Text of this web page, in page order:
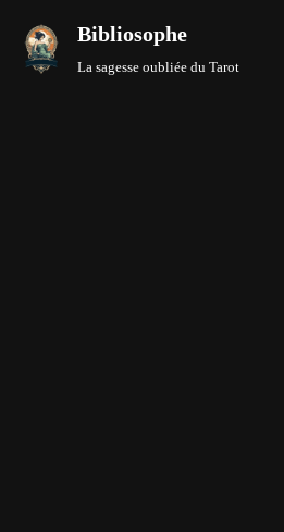
Aller
Bibliosophe
La sagesse oubliée du Tarot